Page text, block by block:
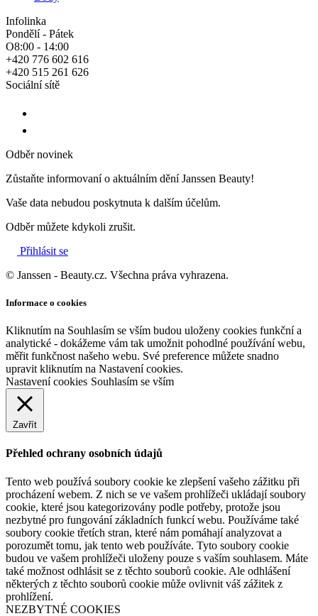
Infolinka
Pondělí - Pátek
O8:00 - 14:00
+420 776 602 616
+420 515 261 626
Sociální sítě
Odběr novinek
Zůstaňte informovaní o aktuálním dění Janssen Beauty!
Vaše data nebudou poskytnuta k dalším účelům.
Odběr můžete kdykoli zrušit.
Přihlásit se
© Janssen - Beauty.cz. Všechna práva vyhrazena.
Informace o cookies
Kliknutím na Souhlasím se vším budou uloženy cookies funkční a
analytické - dokážeme vám tak umožnit pohodlné používání webu,
měřit funkčnost našeho webu. Své preference můžete snadno
upravit kliknutím na Nastavení cookies.
Nastavení cookies Souhlasím se vším
Zavřít
Přehled ochrany osobních údajů
Tento web používá soubory cookie ke zlepšení vašeho zážitku při
procházení webem. Z nich se ve vašem prohlížeči ukládají soubory
cookie, které jsou kategorizovány podle potřeby, protože jsou
nezbytné pro fungování základních funkcí webu. Používáme také
soubory cookie třetích stran, které nám pomáhají analyzovat a
porozumět tomu, jak tento web používáte. Tyto soubory cookie
budou ve vašem prohlížeči uloženy pouze s vaším souhlasem. Máte
také možnost odhlásit se z těchto souborů cookie. Ale odhlášení
některých z těchto souborů cookie může ovlivnit váš zážitek z
prohlížení.
NEZBYTNÉ COOKIES